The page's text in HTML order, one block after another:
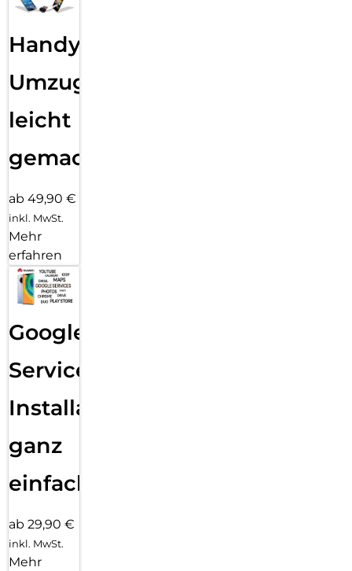
Handy
Umzug
leicht
gemacht!
ab 49,90 €
inkl. MwSt.
Mehr
erfahren
Google
Services
Installation
ganz
einfach
ab 29,90 €
inkl. MwSt.
Mehr